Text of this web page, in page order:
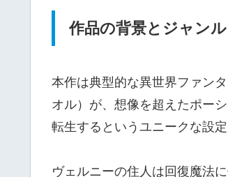
作品の背景とジャン
本作は典型的な異世界ファン
オル）が、想像を超えたポー
転生するというユニークな設定
ヴェルニーの住人は回復魔法